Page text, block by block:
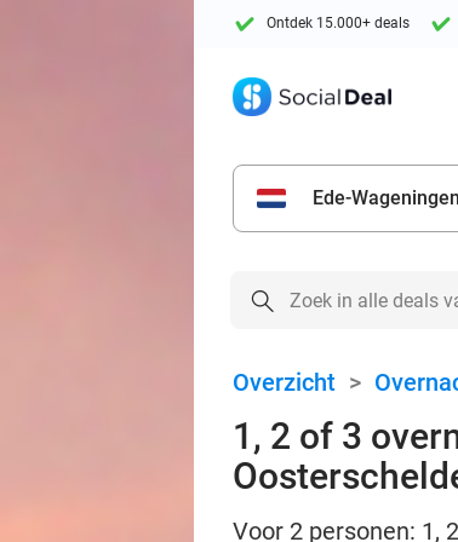
Ontdek 15.000+ deals
Ede-Wageningen
Overzicht >
1, 2 of 3
Voor 2 personen: 1,